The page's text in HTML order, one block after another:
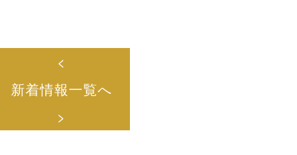
<
新着情報一覧へ
>